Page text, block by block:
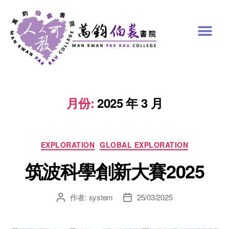
月份: 2025 年 3 月
EXPLORATION GLOBAL EXPLORATION
筑波科學創新大賽2025
作者: system 25/03/2025